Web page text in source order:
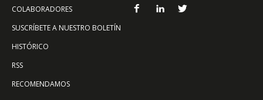
COLABORADORES
SUSCRÍBETE A NUESTRO BOLETÍN
HISTÓRICO
RSS
RECOMENDAMOS